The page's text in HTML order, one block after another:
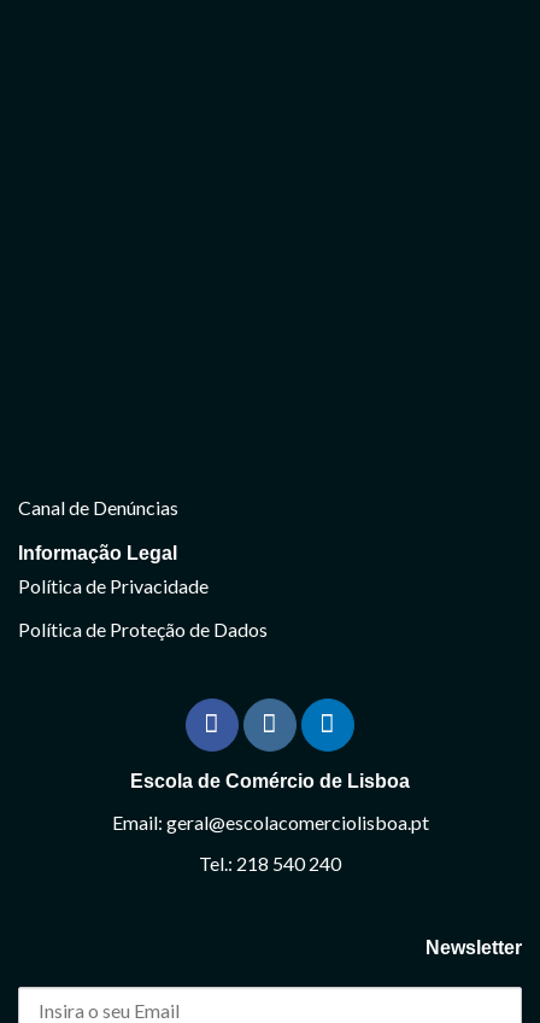
Canal de Denúncias
Informação Legal
Política de Privacidade
Política de Proteção de Dados
Escola de Comércio de Lisboa
Email: geral@escolacomerciolisboa.pt
Tel.: 218 540 240
Newsletter